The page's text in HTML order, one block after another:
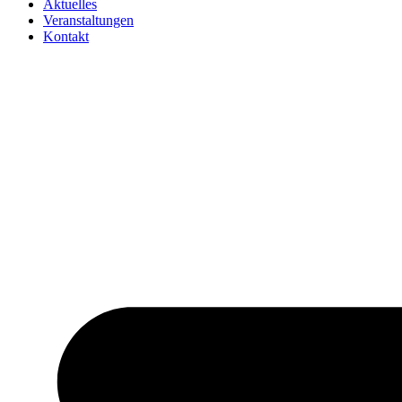
Aktuelles
Veranstaltungen
Kontakt